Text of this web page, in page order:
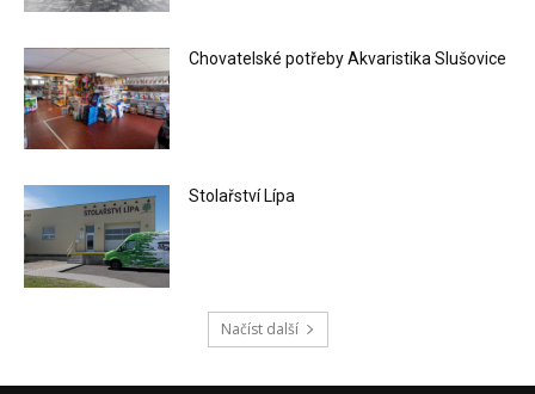
Chovatelské potřeby Akvaristika Slušovice
Stolařství Lípa
Načíst další